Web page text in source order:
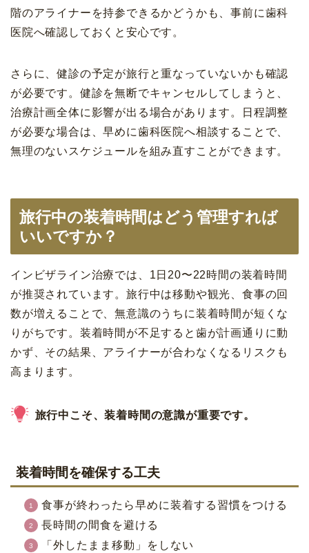
階のアライナーを持参できるかどうかも、事前に歯科
医院へ確認しておくと安心です。
さらに、健診の予定が旅行と重なっていないかも確認
が必要です。健診を無断でキャンセルしてしまうと、
治療計画全体に影響が出る場合があります。日程調整
が必要な場合は、早めに歯科医院へ相談することで、
無理のないスケジュールを組み直すことができます。
旅行中の装着時間はどう管理すれば
いいですか？
インビザライン治療では、1日20〜22時間の装着時間
が推奨されています。旅行中は移動や観光、食事の回
数が増えることで、無意識のうちに装着時間が短くな
りがちです。装着時間が不足すると歯が計画通りに動
かず、その結果、アライナーが合わなくなるリスクも
高まります。
旅行中こそ、装着時間の意識が重要です。
装着時間を確保する工夫
食事が終わったら早めに装着する習慣をつける
長時間の間食を避ける
「外したまま移動」をしない